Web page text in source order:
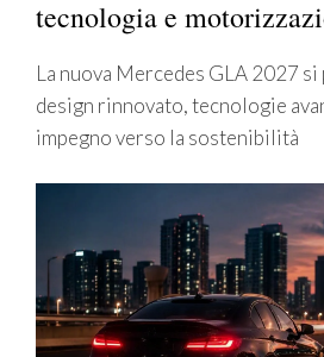
tecnologia e
La nuova Mercedes GLA 2027 si
design rinnovato, tecnologie
impegno verso la sostenibilità